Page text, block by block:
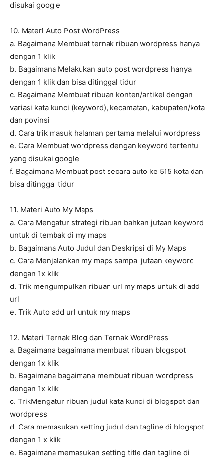
disukai google
10. Materi Auto Post WordPress
a. Bagaimana Membuat ternak ribuan wordpress hanya
dengan 1 klik
b. Bagaimana Melakukan auto post wordpress hanya
dengan 1 klik dan bisa ditinggal tidur
c. Bagaimana Membuat ribuan konten/artikel dengan
variasi kata kunci (keyword), kecamatan, kabupaten/kota
dan povinsi
d. Cara trik masuk halaman pertama melalui wordpress
e. Cara Membuat wordpress dengan keyword tertentu
yang disukai google
f. Bagaimana Membuat post secara auto ke 515 kota dan
bisa ditinggal tidur
11. Materi Auto My Maps
a. Cara Mengatur strategi ribuan bahkan jutaan keyword
untuk di tembak di my maps
b. Bagaimana Auto Judul dan Deskripsi di My Maps
c. Cara Menjalankan my maps sampai jutaan keyword
dengan 1x klik
d. Trik mengumpulkan ribuan url my maps untuk di add
url
e. Trik Auto add url untuk my maps
12. Materi Ternak Blog dan Ternak WordPress
a. Bagaimana bagaimana membuat ribuan blogspot
dengan 1x klik
b. Bagaimana bagaimana membuat ribuan wordpress
dengan 1x klik
c. TrikMengatur ribuan judul kata kunci di blogspot dan
wordpress
d. Cara memasukan setting judul dan tagline di blogspot
dengan 1 x klik
e. Bagaimana memasukan setting title dan tagline di